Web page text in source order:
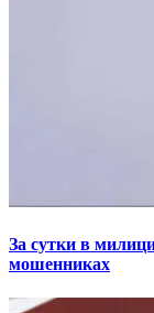
За сутки в
мошенниках